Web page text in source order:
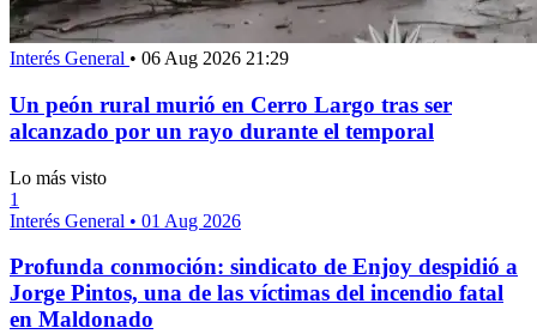
Interés General • 06 Aug 2026 21:29
Un peón rural murió en Cerro Largo tras ser
alcanzado por un rayo durante el temporal
Lo más visto
1
Interés General • 01 Aug 2026
Profunda conmoción: sindicato de Enjoy despidió a
Jorge Pintos, una de las víctimas del incendio fatal
en Maldonado